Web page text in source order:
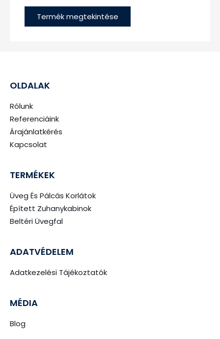
Termék megtekintése
OLDALAK
Rólunk
Referenciáink
Árajánlatkérés
Kapcsolat
TERMÉKEK
Üveg És Pálcás Korlátok
Épített Zuhanykabinok
Beltéri Üvegfal
ADATVÉDELEM
Adatkezelési Tájékoztatók
MÉDIA
Blog